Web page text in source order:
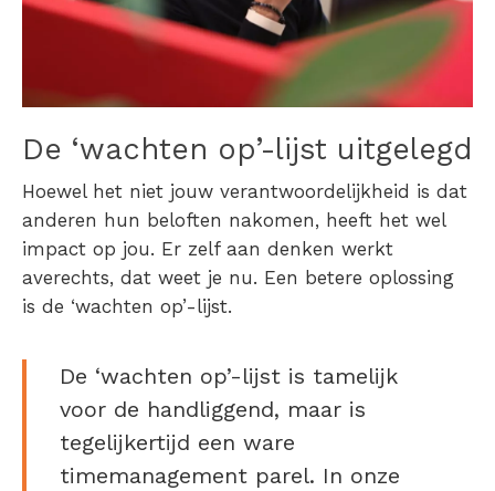
De ‘wachten op’-lijst uitgelegd
Hoewel het niet jouw verantwoordelijkheid is dat
anderen hun beloften nakomen, heeft het wel
impact op jou. Er zelf aan denken werkt
averechts, dat weet je nu. Een betere oplossing
is de ‘wachten op’-lijst.
De ‘wachten op’-lijst is tamelijk
voor de handliggend, maar is
tegelijkertijd een ware
timemanagement parel. In onze